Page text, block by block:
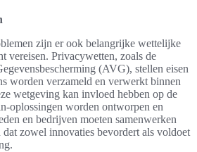
zijn er ook belangrijke wettelijke
vereisen. Privacywetten, zoals de
(AVG), stellen eisen
worden verzameld en verwerkt binnen
wetgeving kan invloed hebben op de
oplossingen worden ontworpen en
en bedrijven moeten samenwerken
zowel innovaties bevordert als voldoet